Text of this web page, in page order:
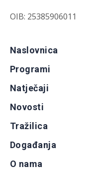
OIB: 25385906011
Naslovnica
Programi
Natječaji
Novosti
Tražilica
Događanja
O nama